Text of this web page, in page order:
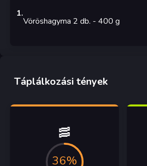
1.
Vöröshagyma 2 db. - 400 g
Táplálkozási tények
🥓
36%